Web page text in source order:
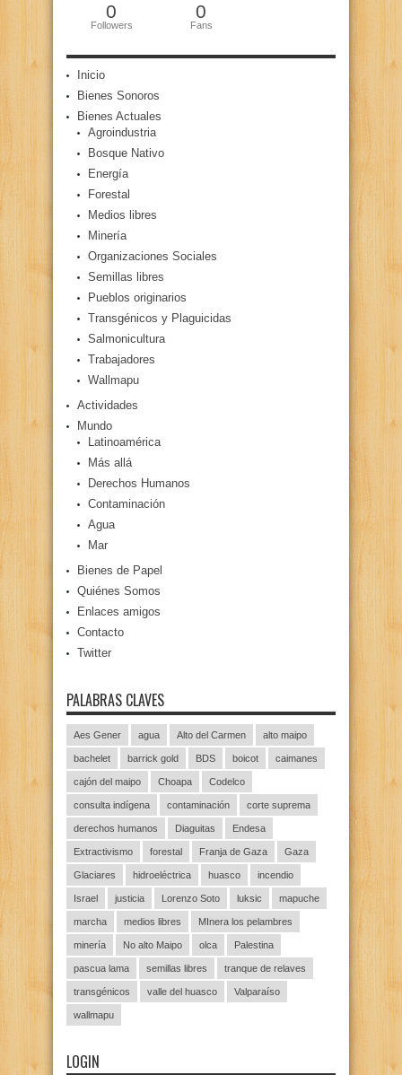
0
Followers
0
Fans
Inicio
Bienes Sonoros
Bienes Actuales
Agroindustria
Bosque Nativo
Energía
Forestal
Medios libres
Minería
Organizaciones Sociales
Semillas libres
Pueblos originarios
Transgénicos y Plaguicidas
Salmonicultura
Trabajadores
Wallmapu
Actividades
Mundo
Latinoamérica
Más allá
Derechos Humanos
Contaminación
Agua
Mar
Bienes de Papel
Quiénes Somos
Enlaces amigos
Contacto
Twitter
PALABRAS CLAVES
Aes Gener agua Alto del Carmen alto maipo
bachelet barrick gold BDS boicot caimanes
cajón del maipo Choapa Codelco
consulta indígena contaminación corte suprema
derechos humanos Diaguitas Endesa
Extractivismo forestal Franja de Gaza Gaza
Glaciares hidroeléctrica huasco incendio
Israel justicia Lorenzo Soto luksic mapuche
marcha medios libres MInera los pelambres
minería No alto Maipo olca Palestina
pascua lama semillas libres tranque de relaves
transgénicos valle del huasco Valparaíso
wallmapu
LOGIN